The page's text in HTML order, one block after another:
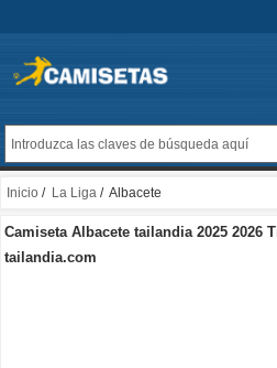
Inicio / La Liga / Albacete
Camiseta Albacete tailandia 2025 2026
tailandia.com